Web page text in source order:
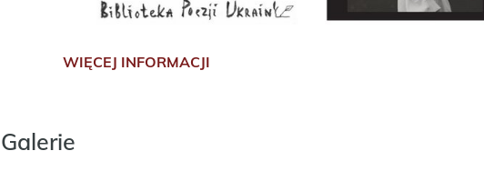
WIĘCEJ INFORMACJI
Galerie